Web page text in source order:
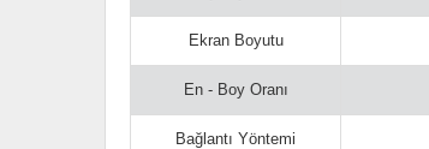
Ekran Boyutu
En - Boy Oranı
Bağlantı Yöntemi